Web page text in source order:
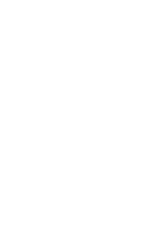
detallada del viaje, ¡echa
Everest depende mucho de
consecuencia, tendremos
expedición de 58 días al
una de las experiencias
en Nepal, entonces